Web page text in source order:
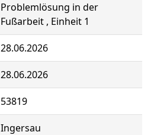
Problemlösung in der
Fußarbeit , Einheit 1
28.06.2026
28.06.2026
53819
Ingersau